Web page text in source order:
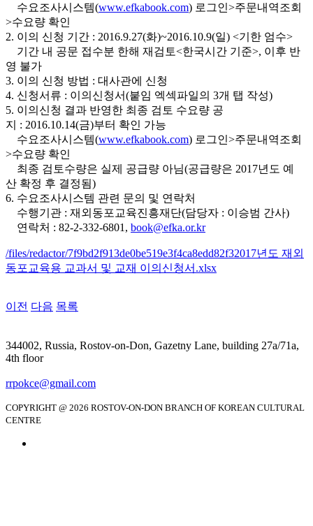
수요조사시스템(www.efkabook.com) 로그인>주문내역조회
>수요량 확인
2. 이의 신청 기간 : 2016.9.27(화)~2016.10.9(일) <기한 엄수>
기간 내 공문 접수분 한해 재검토<한국시간 기준>, 이후 반
영 불가
3. 이의 신청 방법 : 대사관에 신청
4. 신청서류 : 이의신청서(붙임 엑섹파일의 3개 탭 작성)
5. 이의신청 결과 반영한 최종 검토 수요량 공
지 : 2016.10.14(금)부터 확인 가능
수요조사시스템(www.efkabook.com) 로그인>주문내역조회
>수요량 확인
최종 검토수량은 실제 공급량 아님(공급량은 2017년도 예
산 확정 후 결정됨)
6. 수요조사시스템 관련 문의 및 연락처
수행기관 : 재외동포교육진흥재단(담당자 : 이승범 간사)
연락처 : 82-2-332-6801, book@efka.or.kr
/files/redactor/7f9bd2f913de0be519e3f4ca8edd82f32017년도 재외
동포교육용 교과서 및 교재 이의신청서.xlsx
이전 다음 목록
344002, Russia, Rostov-on-Don, Gazetny Lane, building 27a/71a,
4th floor
rrpokce@gmail.com
COPYRIGHT @ 2026 ROSTOV-ON-DON BRANCH OF KOREAN CULTURAL
CENTRE